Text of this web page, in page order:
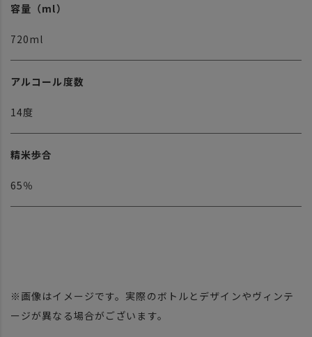
容量（ml）
720ml
アルコール度数
14度
精米歩合
65％
※画像はイメージです。実際のボトルとデザインやヴィンテ
ージが異なる場合がございます。